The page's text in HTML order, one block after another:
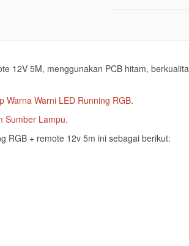
12V 5M, menggunakan PCB hitam,
Warna Warni LED Running RGB.
Sumber Lampu.
RGB + remote 12v 5m ini sebagai berikut: